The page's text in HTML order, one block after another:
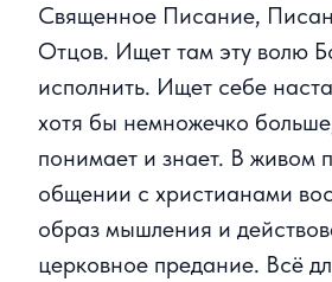
Священное Писание,
Отцов. Ищет там эту волю
исполнить. Ищет себе
хотя бы немножечко
понимает и знает. В живом
общении с христианами
образ мышления и
церковное предание. Всё